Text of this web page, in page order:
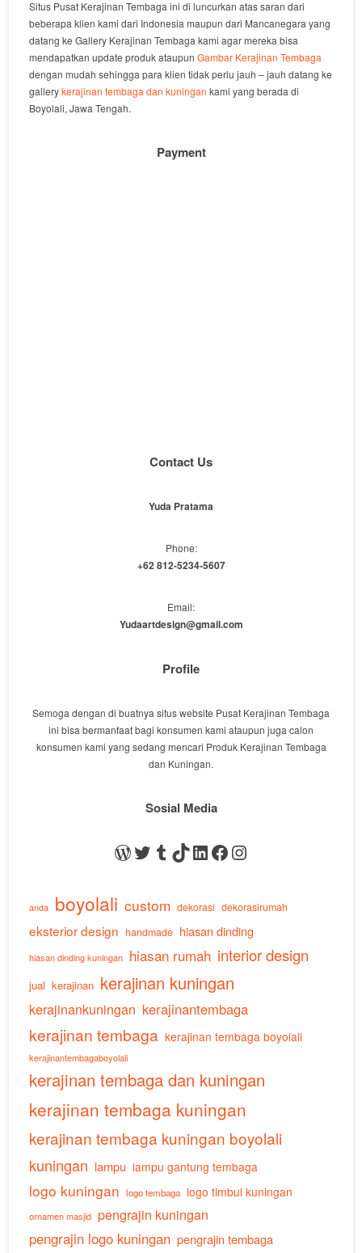
Situs Pusat Kerajinan Tembaga ini di luncurkan atas saran dari
beberapa klien kami dari Indonesia maupun dari Mancanegara yang
datang ke Gallery Kerajinan Tembaga kami agar mereka bisa
mendapatkan update produk ataupunGambar Kerajinan Tembaga
dengan mudah sehingga para klien tidak perlu jauh – jauh datang ke
gallerykerajinan tembaga dan kuningan kami yang berada di
Boyolali, Jawa Tengah.
Payment
Contact Us
Yuda Pratama
Phone:
+62 812-5234-5607
Email:
Yudaartdesign@gmail.com
Profile
Semoga dengan di buatnya situs website Pusat Kerajinan Tembaga
ini bisa bermanfaat bagi konsumen kami ataupun juga calon
konsumen kami yang sedang mencari Produk Kerajinan Tembaga
dan Kuningan.
Sosial Media
WordPress
Twitter
Tumblr
TikTok
LinkedIn
Facebook
Instagram
anda boyolali custom dekorasi dekorasirumah
eksterior design handmade hiasan dinding
hiasan dinding kuningan hiasan rumah interior design
jual kerajinan kerajinan kuningan
kerajinankuningan kerajinantembaga
kerajinan tembaga kerajinan tembaga boyolali
kerajinantembagaboyolali
kerajinan tembaga dan kuningan
kerajinan tembaga kuningan
kerajinan tembaga kuningan boyolali
kuningan lampu lampu gantung tembaga
logo kuningan logo tembaga logo timbul kuningan
ornamen masjid pengrajin kuningan
pengrajin logo kuningan pengrajin tembaga